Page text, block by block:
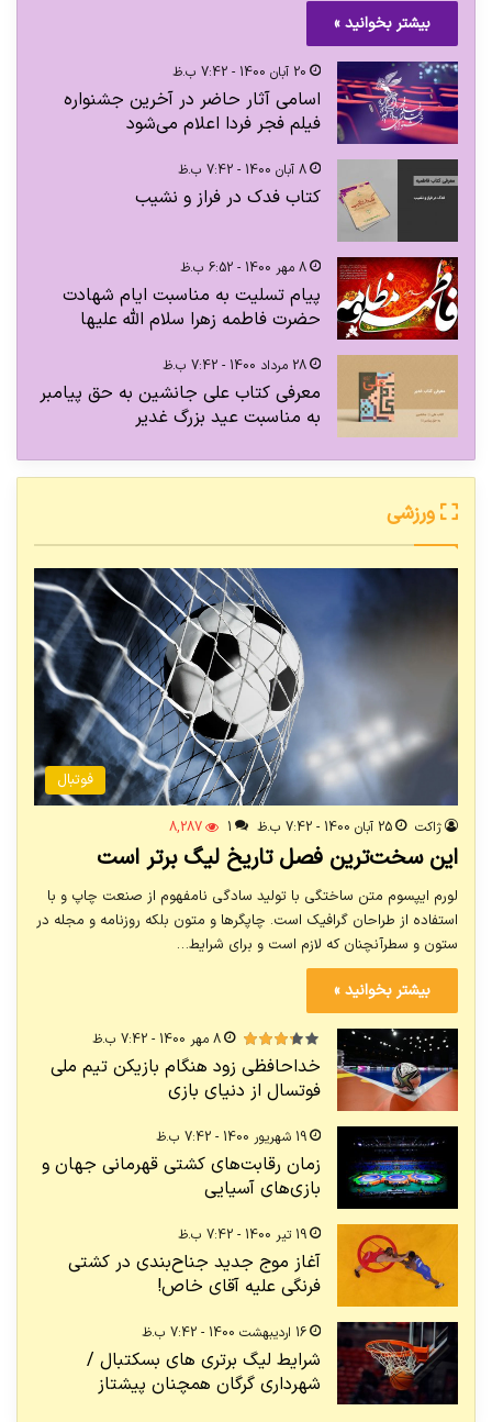
بیشتر بخوانید »
20 آبان 1400 - 7:42 ب.ظ
اسامی آثار حاضر در آخرین جشنواره
فیلم فجر فردا اعلام می‌شود
8 آبان 1400 - 7:42 ب.ظ
کتاب فدک در فراز و نشیب
8 مهر 1400 - 6:52 ب.ظ
پیام تسلیت به مناسبت ایام شهادت
حضرت فاطمه زهرا سلام الله علیها
28 مرداد 1400 - 7:42 ب.ظ
معرفی کتاب علی جانشین به حق پیامبر
به مناسبت عید بزرگ غدیر
ورزشی
فوتبال
ژاکت 25 آبان 1400 - 7:42 ب.ظ 1
8,287
این سخت‌ترین فصل تاریخ لیگ برتر است
لورم ایپسوم متن ساختگی با تولید سادگی نامفهوم از صنعت چاپ و با
استفاده از طراحان گرافیک است. چاپگرها و متون بلکه روزنامه و مجله در
ستون و سطرآنچنان که لازم است و برای شرایط…
بیشتر بخوانید »
8 مهر 1400 - 7:42 ب.ظ
خداحافظی زود هنگام بازیکن تیم ملی
فوتسال از دنیای بازی
19 شهریور 1400 - 7:42 ب.ظ
زمان رقابت‌های کشتی قهرمانی جهان و
بازی‌های آسیایی
19 تیر 1400 - 7:42 ب.ظ
آغاز موج جدید جناح‌بندی در کشتی
فرنگی علیه آقای خاص!
16 اردیبهشت 1400 - 7:42 ب.ظ
شرایط لیگ برتری های بسکتبال /
شهرداری گرگان همچنان پیشتاز